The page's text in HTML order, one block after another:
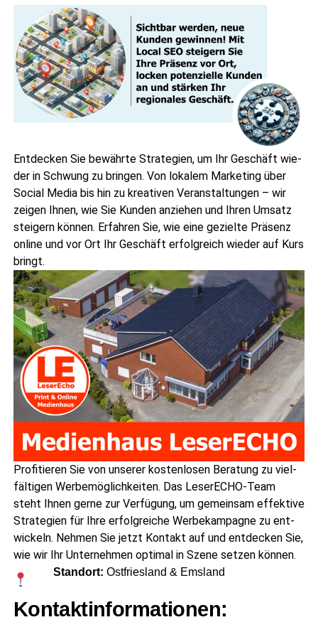
Ent­de­cken Sie bewähr­te Stra­te­gien, um Ihr Geschäft wie­
der in Schwung zu brin­gen. Von loka­lem Mar­ke­ting über
Social Media bis hin zu krea­ti­ven Ver­an­stal­tun­gen – wir
zei­gen Ihnen, wie Sie Kun­den anzie­hen und Ihren Umsatz
stei­gern kön­nen. Erfah­ren Sie, wie eine geziel­te Prä­senz
online und vor Ort Ihr Geschäft erfolg­reich wie­der auf Kurs
bringt.
Pro­fi­tie­ren Sie von unse­rer kos­ten­lo­sen Bera­tung zu viel­
fäl­ti­gen Wer­be­mög­lich­kei­ten. Das Lese­r­ECHO-Team
steht Ihnen ger­ne zur Ver­fü­gung, um gemein­sam effek­ti­ve
Stra­te­gien für Ihre erfolg­rei­che Wer­be­kam­pa­gne zu ent­
wi­ckeln. Neh­men Sie jetzt Kon­takt auf und ent­de­cken Sie,
wie wir Ihr Unter­neh­men opti­mal in Sze­ne set­zen können.
Stand­ort: Ost­fries­land & Emsland
Kon­takt­in­for­ma­tio­nen: